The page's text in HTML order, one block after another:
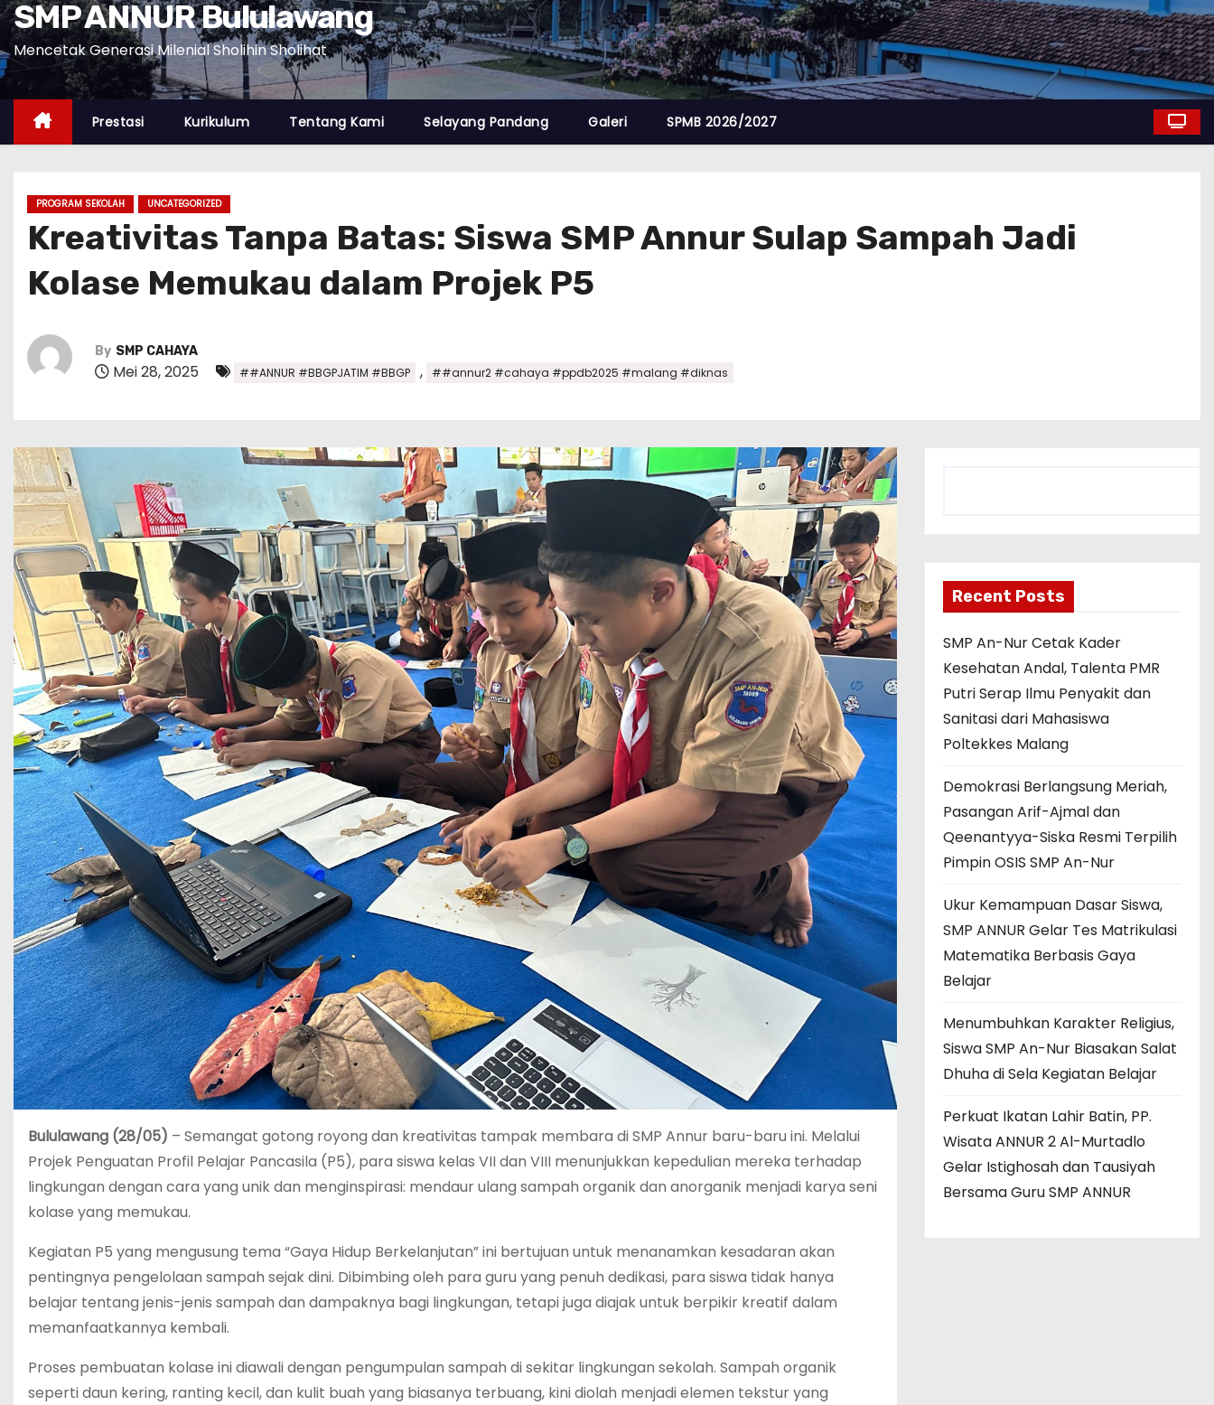
SMP ANNUR Bululawang
Mencetak Generasi Milenial Sholihin Sholihat
Prestasi Kurikulum Tentang Kami Selayang Pandang Galeri SPMB 2026/2027
PROGRAM SEKOLAH UNCATEGORIZED
Kreativitas Tanpa Batas: Siswa SMP Annur Sulap Sampah Jadi
Kolase Memukau dalam Projek P5
By SMP CAHAYA
Mei 28, 2025 ##ANNUR #BBGPJATIM #BBGP , ##annur2 #cahaya #ppdb2025 #malang #diknas
Bululawang (28/05) – Semangat gotong royong dan kreativitas tampak membara di SMP Annur baru-baru ini. Melalui
Projek Penguatan Profil Pelajar Pancasila (P5), para siswa kelas VII dan VIII menunjukkan kepedulian mereka terhadap
lingkungan dengan cara yang unik dan menginspirasi: mendaur ulang sampah organik dan anorganik menjadi karya seni
kolase yang memukau.
Kegiatan P5 yang mengusung tema “Gaya Hidup Berkelanjutan” ini bertujuan untuk menanamkan kesadaran akan
pentingnya pengelolaan sampah sejak dini. Dibimbing oleh para guru yang penuh dedikasi, para siswa tidak hanya
belajar tentang jenis-jenis sampah dan dampaknya bagi lingkungan, tetapi juga diajak untuk berpikir kreatif dalam
memanfaatkannya kembali.
Proses pembuatan kolase ini diawali dengan pengumpulan sampah di sekitar lingkungan sekolah. Sampah organik
seperti daun kering, ranting kecil, dan kulit buah yang biasanya terbuang, kini diolah menjadi elemen tekstur yang
Recent Posts
SMP An-Nur Cetak Kader
Kesehatan Andal, Talenta PMR
Putri Serap Ilmu Penyakit dan
Sanitasi dari Mahasiswa
Poltekkes Malang
Demokrasi Berlangsung Meriah,
Pasangan Arif-Ajmal dan
Qeenantyya-Siska Resmi Terpilih
Pimpin OSIS SMP An-Nur
Ukur Kemampuan Dasar Siswa,
SMP ANNUR Gelar Tes Matrikulasi
Matematika Berbasis Gaya
Belajar
Menumbuhkan Karakter Religius,
Siswa SMP An-Nur Biasakan Salat
Dhuha di Sela Kegiatan Belajar
Perkuat Ikatan Lahir Batin, PP.
Wisata ANNUR 2 Al-Murtadlo
Gelar Istighosah dan Tausiyah
Bersama Guru SMP ANNUR